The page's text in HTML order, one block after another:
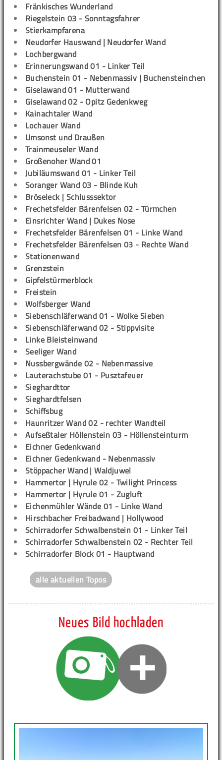
Fränkisches Wunderland
Riegelstein 03 - Sonntagsfahrer
Stierkampfarena
Neudorfer Hauswand | Neudorfer Wand
Lochbergwand
Erinnerungswand 01 - Linker Teil
Buchenstein 01 - Nebenmassiv | Buchensteinchen
Giselawand 01 - Mutterwand
Giselawand 02 - Opitz Gedenkweg
Kainachtaler Wand
Lochauer Wand
Umsonst und Draußen
Trainmeuseler Wand
Großenoher Wand 01
Jubiläumswand 01 - Linker Teil
Soranger Wand 03 - Blinde Kuh
Bröseleck | Schlusssektor
Frechetsfelder Bärenfelsen 02 - Türmchen
Einsrichter Wand | Dukes Nose
Frechetsfelder Bärenfelsen 01 - Linke Wand
Frechetsfelder Bärenfelsen 03 - Rechte Wand
Stationenwand
Grenzstein
Gipfelstürmerblock
Freistein
Wolfsberger Wand
Siebenschläferwand 01 - Wolke Sieben
Siebenschläferwand 02 - Stippvisite
Linke Bleisteinwand
Seeliger Wand
Nussbergwände 02 - Nebenmassive
Lauterachstube 01 - Pusztafeuer
Sieghardttor
Sieghardtfelsen
Schiffsbug
Haunritzer Wand 02 - rechter Wandteil
Aufseßtaler Höllenstein 03 - Höllensteinturm
Eichner Gedenkwand
Eichner Gedenkwand - Nebenmassiv
Stöppacher Wand | Waldjuwel
Hammertor | Hyrule 02 - Twilight Princess
Hammertor | Hyrule 01 - Zugluft
Eichenmühler Wände 01 - Linke Wand
Hirschbacher Freibadwand | Hollywood
Schirradorfer Schwalbenstein 01 - Linker Teil
Schirradorfer Schwalbenstein 02 - Rechter Teil
Schirradorfer Block 01 - Hauptwand
alle aktuellen Topos
Neues Bild hochladen